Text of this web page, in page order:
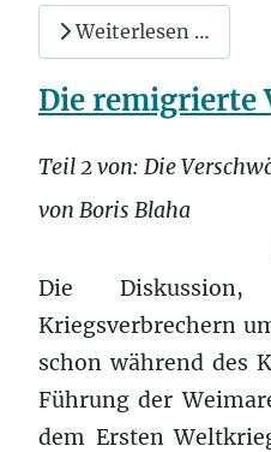
Weiterlesen …
Die remigrierte
Teil 2 von: Die
von Boris Blaha
Die
Kriegsverbrechern
schon während des
Führung der
dem Ersten